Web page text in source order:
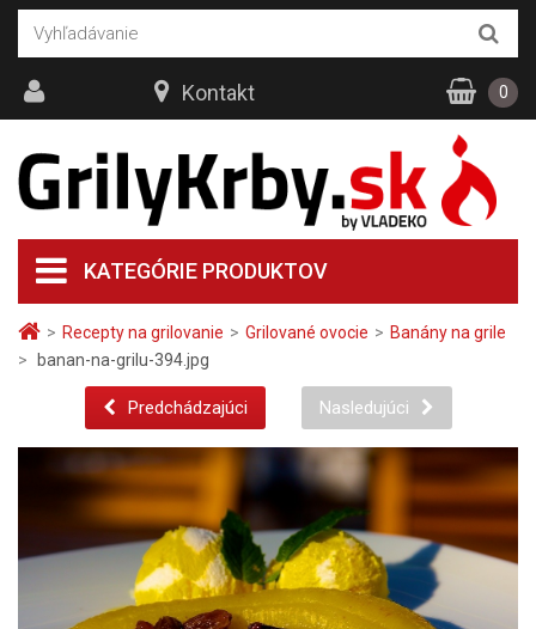
> Recepty na grilovanie > Grilované ovocie > Banány na grile
>
banan-na-grilu-394.jpg
Predchádzajúci Nasledujúci
KATEGÓRIE PRODUKTOV
Kontakt 0